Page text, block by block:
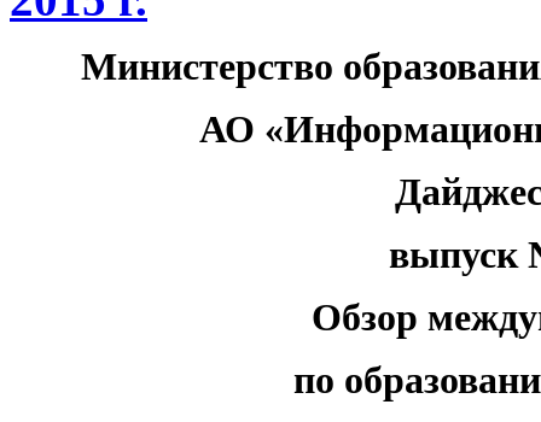
Министерство
АО
выпуск
Обзор
по